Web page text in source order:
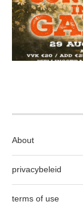
About
privacybeleid
terms of use